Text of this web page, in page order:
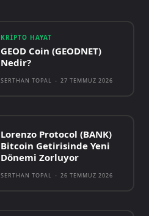
KRIPTO HAYAT
GEOD Coin (GEODNET)
Nedir?
SERTHAN TOPAL - 27 TEMMUZ 2026
Lorenzo Protocol (BANK)
Bitcoin Getirisinde Yeni
Dönemi Zorluyor
SERTHAN TOPAL - 26 TEMMUZ 2026